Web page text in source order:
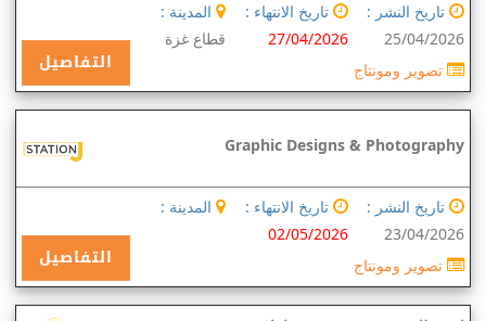
تاريخ النشر :
25/04/2026
تاريخ الانتهاء :
27/04/2026
المدينة :
قطاع غزة
التفاصيل تصوير ومونتاج
Graphic Designs & Photography
تاريخ النشر :
23/04/2026
تاريخ الانتهاء :
02/05/2026
المدينة :
التفاصيل تصوير ومونتاج